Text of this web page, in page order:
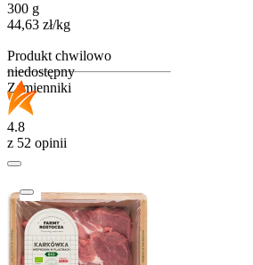
300 g
44,63 zł/kg
Produkt chwilowo
niedostępny
Zamienniki
4.8
z 52 opinii